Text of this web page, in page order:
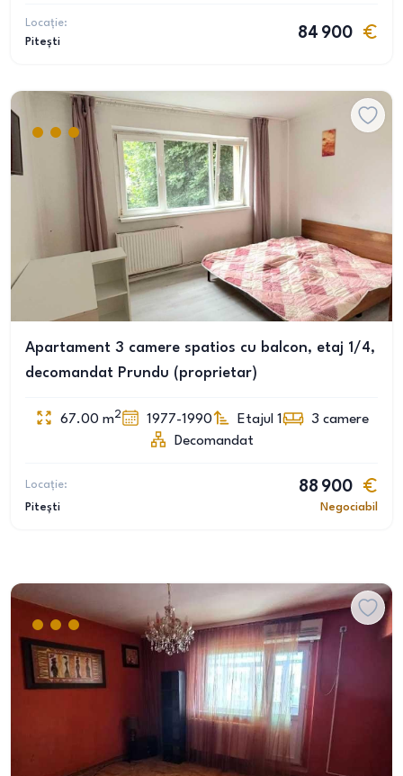
Locație:
Pitești
84 900
Apartament 3 camere spatios cu balcon, etaj 1/4,
decomandat Prundu (proprietar)
67.00 m2 1977-1990 Etajul 1 3 camere
Decomandat
Locație:
Pitești
88 900
Negociabil